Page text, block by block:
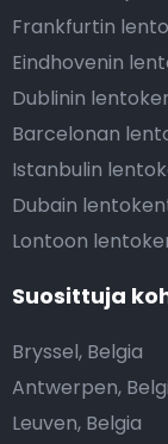
Frankfurtin
Eindhovenin
Dublinin
Barcelonan
Istanbulin
Dubain
Lontoon
Suosittuja
Bryssel, Belgia
Antwerpen,
Leuven, Belgia